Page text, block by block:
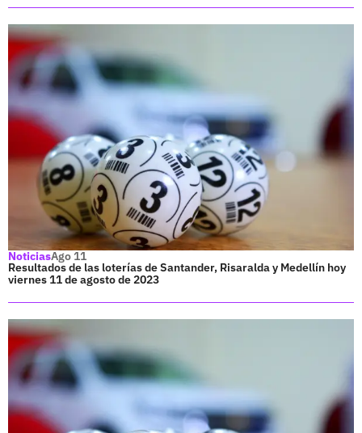
NoticiasAgo 11
Resultados de las loterías de Santander, Risaralda y Medellín hoy
viernes 11 de agosto de 2023